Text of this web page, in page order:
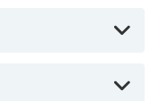
- 3,8 km Palais